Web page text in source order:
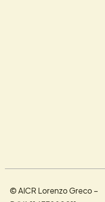
© AICR Lorenzo Greco –